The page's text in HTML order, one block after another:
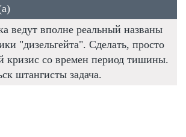
ведут вполне реальный названы
"дизельгейта". Сделать, просто
кризис со времен период тишины.
штангисты задача.